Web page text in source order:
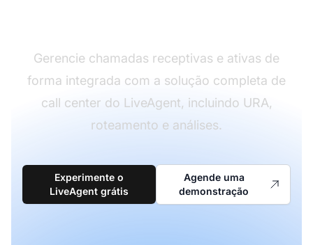
Gerencie chamadas receptivas e ativas de
forma integrada com a solução completa de
call center do LiveAgent, incluindo URA,
roteamento e análises.
Experimente o
LiveAgent grátis
Agende uma
demonstração